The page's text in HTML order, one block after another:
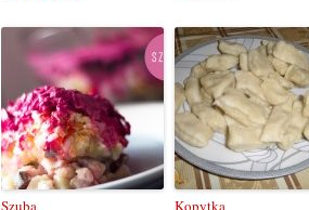
Szuba Kopytka